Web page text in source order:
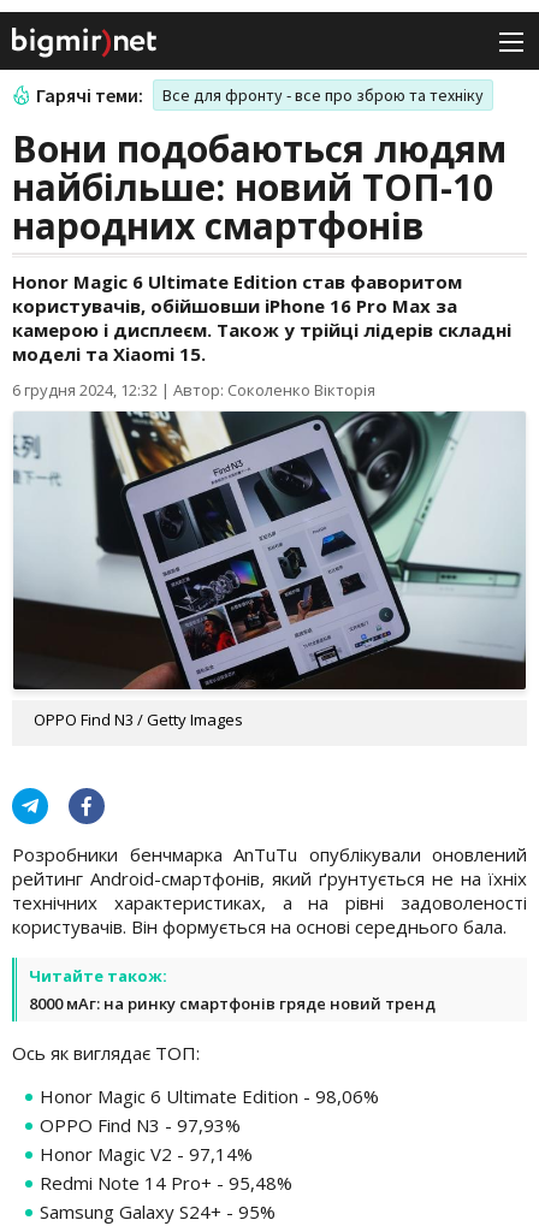
Гарячі теми: Все для фронту - все про зброю та техніку
Вони подобаються людям
найбільше: новий ТОП-10
народних смартфонів
Honor Magic 6 Ultimate Edition став фаворитом
користувачів, обійшовши iPhone 16 Pro Max за
камерою і дисплеєм. Також у трійці лідерів складні
моделі та Xiaomi 15.
6 грудня 2024, 12:32 | Автор: Соколенко Вікторія
OPPO Find N3 / Getty Images
Розробники бенчмарка AnTuTu опублікували оновлений
рейтинг Android-смартфонів, який ґрунтується не на їхніх
технічних характеристиках, а на рівні задоволеності
користувачів. Він формується на основі середнього бала.
Читайте також:
8000 мАг: на ринку смартфонів гряде новий тренд
Ось як виглядає ТОП:
Honor Magic 6 Ultimate Edition - 98,06%
OPPO Find N3 - 97,93%
Honor Magic V2 - 97,14%
Redmi Note 14 Pro+ - 95,48%
Samsung Galaxy S24+ - 95%